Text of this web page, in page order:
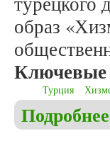
образ
Ключевые
Турция
Подробнее